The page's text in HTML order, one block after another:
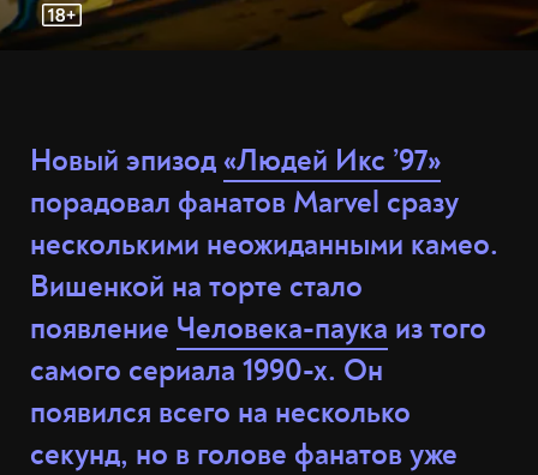
Новый эпизод«Людей Икс ’97»
порадовал фанатов Marvel сразу
несколькими неожиданными камео.
Вишенкой на торте стало
появление Человека-паука из того
самого сериала 1990-х. Он
появился всего на несколько
секунд, но в голове фанатов уже